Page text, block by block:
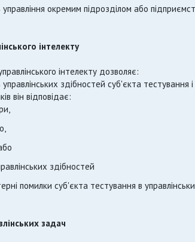
управління окремим підрозділом або
інтелекту
інтелекту дозволяє:
управлінських здібностей суб'єкта тестування
він відповідає:
здібностей
помилки суб'єкта тестування в
задач